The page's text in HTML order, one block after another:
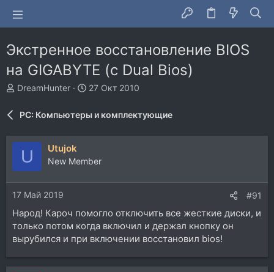
Экстренное восстановление BIOS
на GIGABYTE (c Dual Bios)
А
т
р
т
DreamHunter
Д
н
ч
27 Окт 2010
PC: Компьютеры и комплектующие
U Utujok
New Member
17 Май 2019 #91
Народ! Кароч помогло отключить все жесткие диски, и
только потом когда включил и держал кнопку он
вырубился и при включении восстановил bios!